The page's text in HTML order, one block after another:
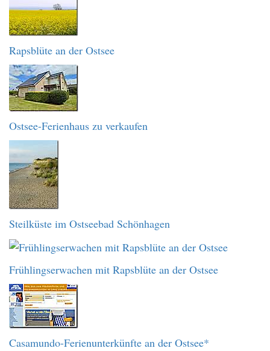
Rapsblüte an der Ostsee
Ostsee-Ferienhaus zu verkaufen
Steilküste im Ostseebad Schönhagen
Frühlingserwachen mit Rapsblüte an der Ostsee
Casamundo-Ferienunterkünfte an der Ostsee*